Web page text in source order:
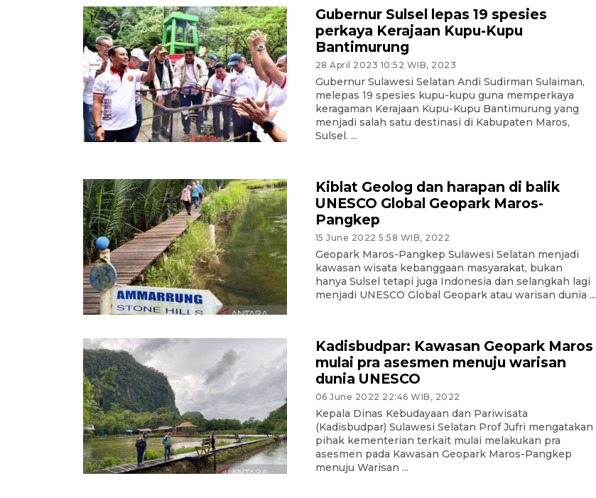
Gubernur Sulsel lepas 19 spesies
perkaya Kerajaan Kupu-Kupu
Bantimurung
28 April 2023 10:52 WIB, 2023
Gubernur Sulawesi Selatan Andi Sudirman Sulaiman,
melepas 19 spesies kupu-kupu guna memperkaya
keragaman Kerajaan Kupu-Kupu Bantimurung yang
menjadi salah satu destinasi di Kabupaten Maros,
Sulsel. ...
Kiblat Geolog dan harapan di balik
UNESCO Global Geopark Maros-
Pangkep
15 June 2022 5:58 WIB, 2022
Geopark Maros-Pangkep Sulawesi Selatan menjadi
kawasan wisata kebanggaan masyarakat, bukan
hanya Sulsel tetapi juga Indonesia dan selangkah lagi
menjadi UNESCO Global Geopark atau warisan dunia ...
Kadisbudpar: Kawasan Geopark Maros
mulai pra asesmen menuju warisan
dunia UNESCO
06 June 2022 22:46 WIB, 2022
Kepala Dinas Kebudayaan dan Pariwisata
(Kadisbudpar) Sulawesi Selatan Prof Jufri mengatakan
pihak kementerian terkait mulai melakukan pra
asesmen pada Kawasan Geopark Maros-Pangkep
menuju Warisan ...